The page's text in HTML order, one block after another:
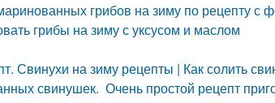
грибов на зиму по рецепту с
грибы на зиму с уксусом и маслом
Свинухи на зиму рецепты | Как солить
свинушек. Очень простой рецепт